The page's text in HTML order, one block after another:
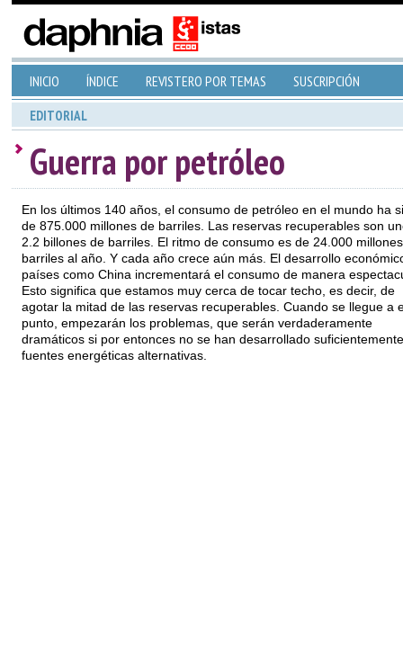
INICIO ÍNDICE REVISTERO POR TEMAS SUSCRIPCIÓN
EDITORIAL
Guerra por petróleo
En los últimos 140 años, el consumo de petróleo en el mundo ha
de 875.000 millones de barriles. Las reservas recuperables son
2.2 billones de barriles. El ritmo de consumo es de 24.000
barriles al año. Y cada año crece aún más. El desarrollo
países como China incrementará el consumo de manera
Esto significa que estamos muy cerca de tocar techo, es decir, de
agotar la mitad de las reservas recuperables. Cuando se llegue a
punto, empezarán los problemas, que serán verdaderamente
dramáticos si por entonces no se han desarrollado
fuentes energéticas alternativas.